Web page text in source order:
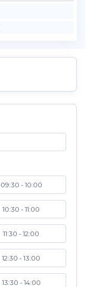
09:30 - 10:00
10:30 - 11:00
11:30 - 12:00
12:30 - 13:00
13:30 - 14:00